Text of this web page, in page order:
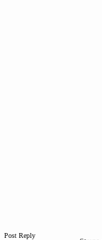
Post Reply